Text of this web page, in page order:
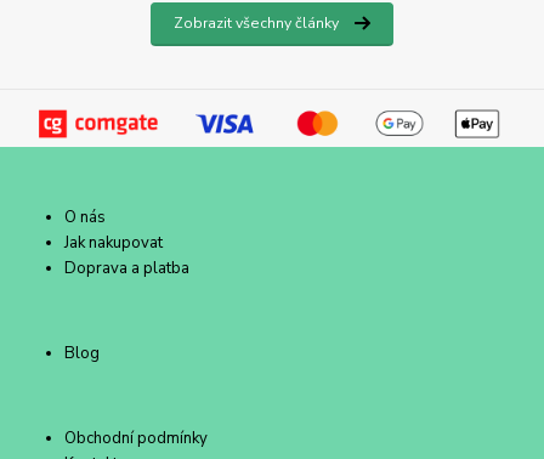
Zobrazit všechny články
O nás
Jak nakupovat
Doprava a platba
Blog
Obchodní podmínky